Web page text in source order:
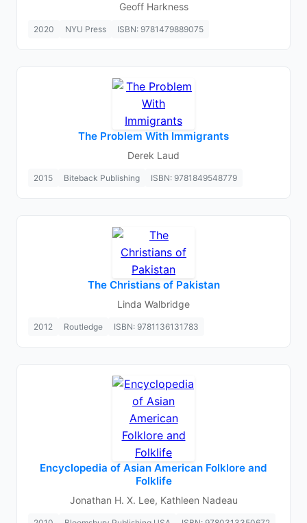
Geoff Harkness
2020 NYU Press ISBN: 9781479889075
The Problem With Immigrants
Derek Laud
2015 Biteback Publishing ISBN: 9781849548779
The Christians of Pakistan
Linda Walbridge
2012 Routledge ISBN: 9781136131783
Encyclopedia of Asian American Folklore and
Folklife
Jonathan H. X. Lee, Kathleen Nadeau